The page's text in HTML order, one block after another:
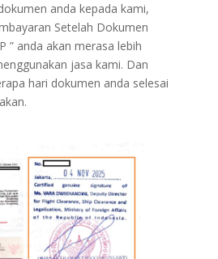
anda kepada kami,
Setelah Dokumen
” anda akan merasa lebih
jasa kami. Dan
hari dokumen anda selesai